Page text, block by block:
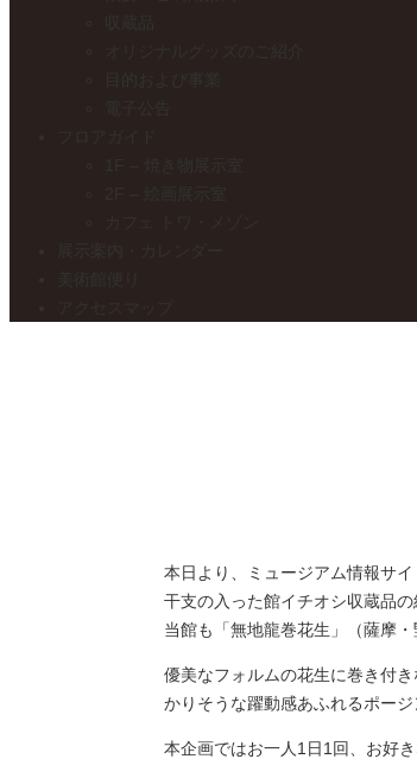
本日より、ミュージアム情報サ
干支の入った館イチオシ収蔵品
当館も「無地龍巻花生」（薩摩
優美なフォルムの花生に巻き付
かりそうな躍動感あふれるポージ
本企画ではお一人1日1回、お好